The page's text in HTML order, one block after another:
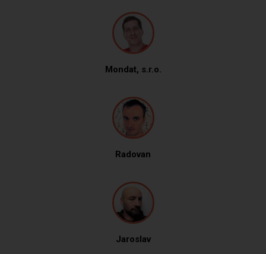
Mondat, s.r.o.
Radovan
Jaroslav